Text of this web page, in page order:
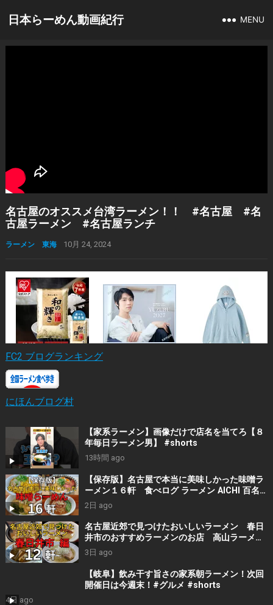
日本らーめん動画紀行 MENU
名古屋のオススメ台湾ラーメン！！ #名古屋 #名
古屋ラーメン #名古屋ランチ
ラーメン 東海 10月 24, 2024
FC2 ブログランキング
にほんブログ村
【家系ラーメン】画像だけで店名を当てろ【８
年毎日ラーメン男】 #shorts
13時間 ago
【保存版】名古屋で本当に美味しかった味噌ラ
ーメン１６軒 食べログ ラーメン AICHI 百名
店の選出店から札幌白味噌ラーメン、好来系薬
膳味噌らーめんなどおすすめの１６軒
2日 ago
名古屋近郊で見つけたおいしいラーメン 春日
井市のおすすめラーメンのお店 高山ラーメン
や担々麺、旨辛タンメンなどおすすめのお店
１２軒
3日 ago
【岐阜】飲み干す旨さの家系朝ラーメン！次回
開催日は今週末！#グルメ #shorts
4日 ago